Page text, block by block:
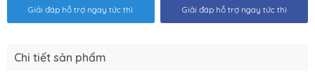
Giải đáp hỗ trợ ngay tức thì Giải đáp hỗ trợ ngay tức thì
Chi tiết sản phẩm